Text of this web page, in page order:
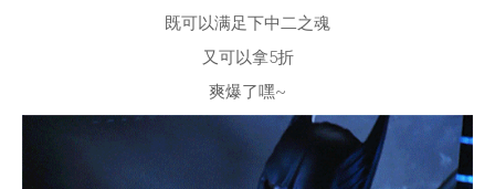
既可以满足下中二之魂
又可以拿5折
爽爆了嘿~